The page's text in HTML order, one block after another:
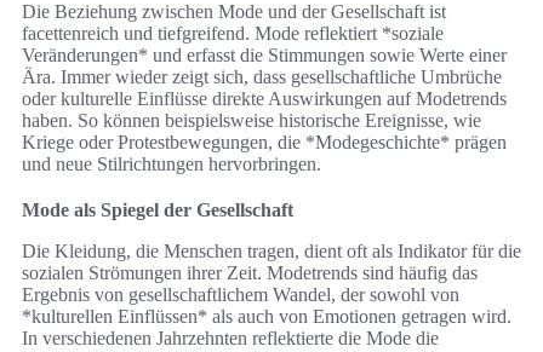
Die Beziehung zwischen Mode und der Gesellschaft ist
facettenreich und tiefgreifend. Mode reflektiert *soziale
Veränderungen* und erfasst die Stimmungen sowie Werte einer
Ära. Immer wieder zeigt sich, dass gesellschaftliche Umbrüche
oder kulturelle Einflüsse direkte Auswirkungen auf Modetrends
haben. So können beispielsweise historische Ereignisse, wie
Kriege oder Protestbewegungen, die *Modegeschichte* prägen
und neue Stilrichtungen hervorbringen.
Mode als Spiegel der Gesellschaft
Die Kleidung, die Menschen tragen, dient oft als Indikator für die
sozialen Strömungen ihrer Zeit. Modetrends sind häufig das
Ergebnis von gesellschaftlichem Wandel, der sowohl von
*kulturellen Einflüssen* als auch von Emotionen getragen wird.
In verschiedenen Jahrzehnten reflektierte die Mode die